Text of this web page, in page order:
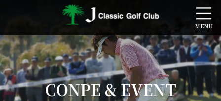
ン
ツ
へ
ス
キ
ッ
プ
ー
シ
ョ
ン
に
移
動
CONPE & EVENT